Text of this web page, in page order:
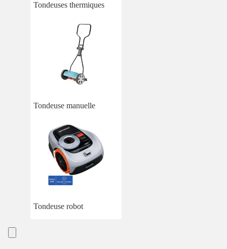
Tondeuses thermiques
Tondeuse manuelle
Tondeuse robot